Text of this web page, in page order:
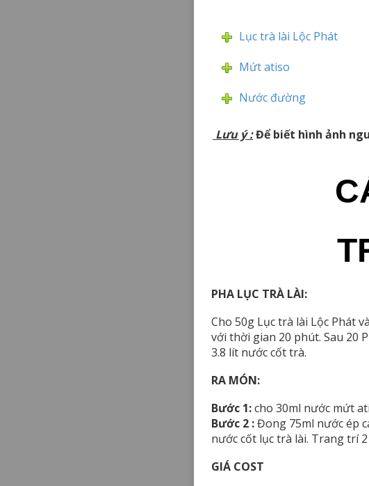
Lục trà lài Lộc Phát
Mứt atiso
Nước đường
Lưu ý :Để biết hình ảnh
PHA LỤC TRÀ LÀI:
Cho 50g Lục trà lài Lộc Phát
với thời gian 20 phút. Sau 20
3.8 lít nước cốt trà.
RA MÓN:
Bước 1:cho 30ml nước mứt
Bước 2 :Đong 75ml nước ép
nước cốt lục trà lài. Trang trí
GIÁ COST